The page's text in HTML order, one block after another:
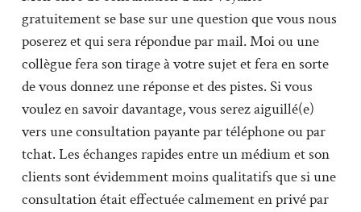
gratuitement se base sur une question que vous nous
poserez et qui sera répondue par mail. Moi ou une
collègue fera son tirage à votre sujet et fera en sorte
de vous donnez une réponse et des pistes. Si vous
voulez en savoir davantage, vous serez aiguillé(e)
vers une consultation payante par téléphone ou par
tchat. Les échanges rapides entre un médium et son
clients sont évidemment moins qualitatifs que si une
consultation était effectuée calmement en privé par